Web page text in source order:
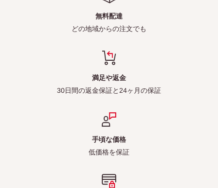
無料配達
どの地域からの注文でも
満足や返金
30日間の返金保証と24ヶ月の保証
手頃な価格
低価格を保証